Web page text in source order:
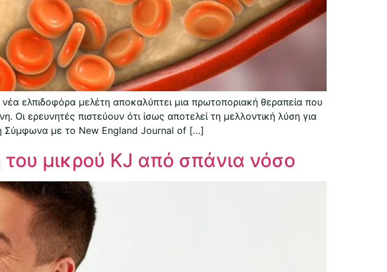
ελπιδοφόρα μελέτη αποκαλύπτει μια πρωτοποριακή θεραπεία που
Οι ερευνητές πιστεύουν ότι ίσως αποτελεί τη μελλοντική λύση για
Σύμφωνα με το New England Journal of […]
μικρού KJ από σπάνια νόσο